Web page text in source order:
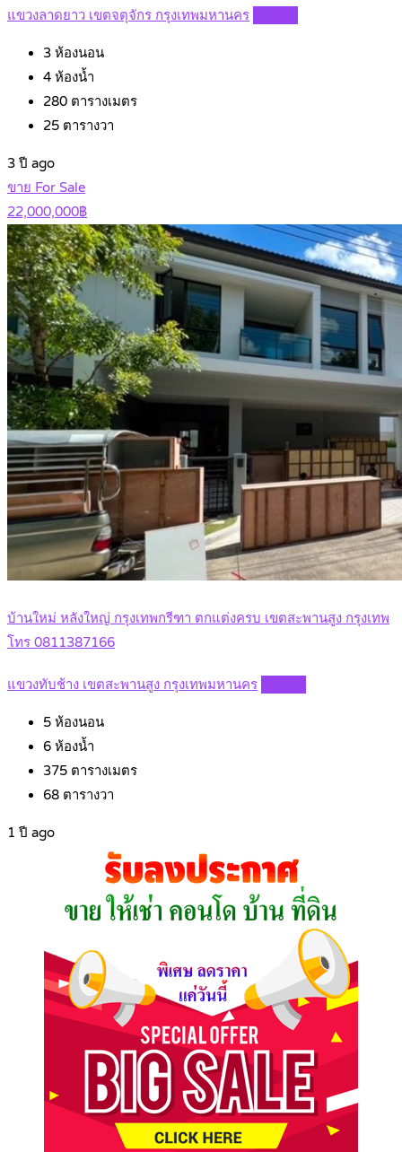
แขวงลาดยาว เขตจตุจักร กรุงเทพมหานคร
3 ห้องนอน
4 ห้องน้ำ
280 ตารางเมตร
25 ตารางวา
3 ปี ago
ขาย For Sale
22,000,000฿
บ้านใหม่ หลังใหญ่ กรุงเทพกรีฑา ตกแต่งครบ เขตสะพานสูง กรุงเทพ
โทร 0811387166
แขวงทับช้าง เขตสะพานสูง กรุงเทพมหานคร
5 ห้องนอน
6 ห้องน้ำ
375 ตารางเมตร
68 ตารางวา
1 ปี ago